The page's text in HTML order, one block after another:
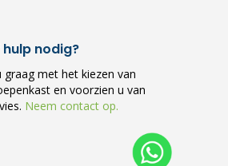
nodig?
graag met het kiezen van
en voorzien u van
Neem contact op.